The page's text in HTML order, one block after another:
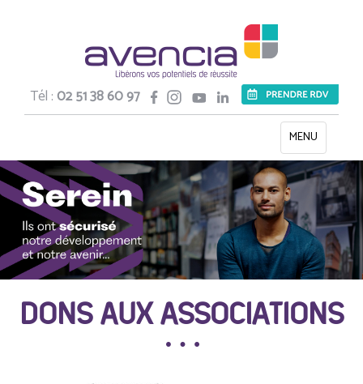
Tél :02 51 38 60 97
Toggle
navigation
MENU
DONS AUX ASSOCIATIONS